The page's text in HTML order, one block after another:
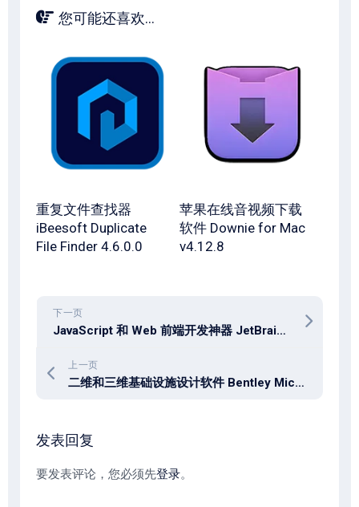
您可能还喜欢...
重复文件查找器
iBeesoft Duplicate
File Finder 4.6.0.0
苹果在线音视频下载
软件 Downie for Mac
v4.12.8
下一页
JavaScript 和 Web 前端开发神器 JetBrains WebStorm 2025.2.1 x64
上一页
二维和三维基础设施设计软件 Bentley MicroStation 2025 v25.00.00.119 x64
发表回复
要发表评论，您必须先登录。